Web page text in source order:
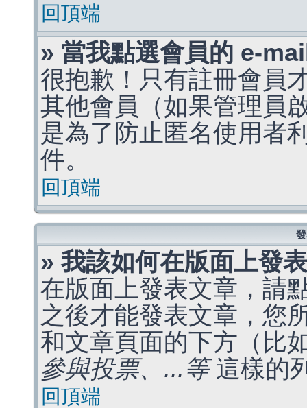
回頂端
» 當我點選會員的 e-
很抱歉！只有註冊會員
其他會員（如果管理員
是為了防止匿名使用者
件。
回頂端
» 我該如何在版面上發
在版面上發表文章，請
之後才能發表文章，您
和文章頁面的下方（比
參與投票、...等這樣的
回頂端